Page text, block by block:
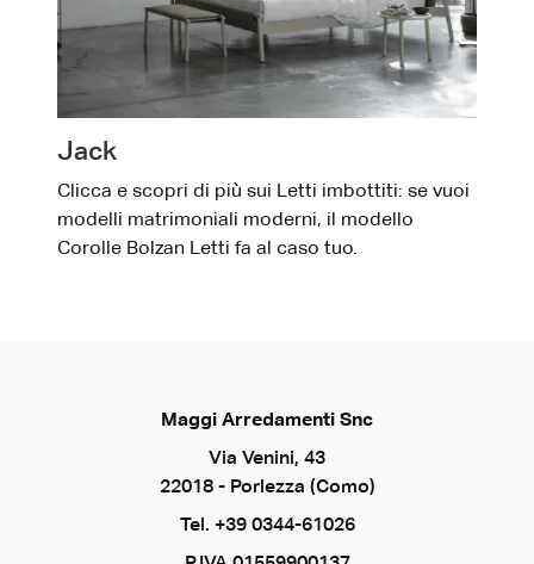
Jack
Clicca e scopri di più sui Letti imbottiti: se vuoi
modelli matrimoniali moderni, il modello
Corolle Bolzan Letti fa al caso tuo.
Maggi Arredamenti Snc
Via Venini, 43
22018 - Porlezza (Como)
Tel. +39 0344-61026